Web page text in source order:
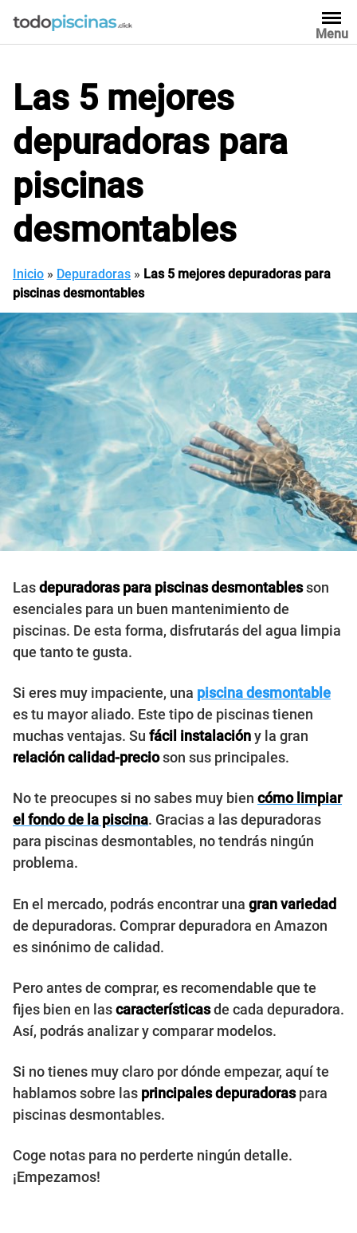
contenido
Menu
Las 5 mejores
depuradoras para
piscinas
desmontables
Inicio » Depuradoras » Las 5 mejores depuradoras para
piscinas desmontables
Lasdepuradoras para piscinas desmontablesson
esenciales para un buen mantenimiento de
piscinas. De esta forma, disfrutarás del agua limpia
que tanto te gusta.
Si eres muy impaciente, una piscina desmontable
es tu mayor aliado. Este tipo de piscinas tienen
muchas ventajas. Su fácil instalacióny la gran
relación calidad-precioson sus principales.
No te preocupes si no sabes muy bien cómo limpiar
el fondo de la piscina. Gracias a las depuradoras
para piscinas desmontables, no tendrás ningún
problema.
En el mercado, podrás encontrar una gran variedad
de depuradoras. Comprar depuradora en Amazon
es sinónimo de calidad.
Pero antes de comprar, es recomendable que te
fijes bien en lascaracterísticasde cada depuradora.
Así, podrás analizar y comparar modelos.
Si no tienes muy claro por dónde empezar, aquí te
hablamos sobre las principales depuradoraspara
piscinas desmontables.
Coge notas para no perderte ningún detalle.
¡Empezamos!